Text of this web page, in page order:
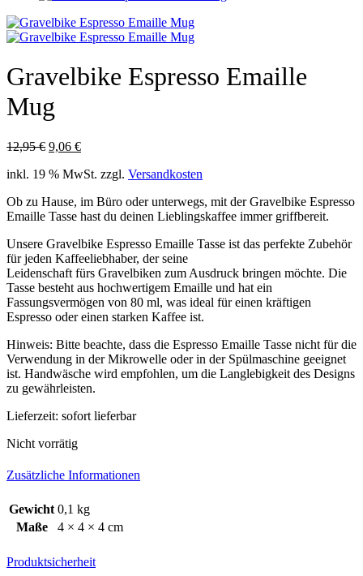
Gravelbike Espresso Emaille
Mug
12,95€ Ursprünglicher
war:
9,06 €Aktueller
ist:
inkl. 19 % MwSt. zzgl. Versandkosten
Ob zu Hause, im Büro oder unterwegs, mit der Gravelbike Espresso
Emaille Tasse hast du deinen Lieblingskaffee immer griffbereit.
Unsere Gravelbike Espresso Emaille Tasse ist das perfekte Zubehör
für jeden Kaffeeliebhaber, der seine
Leidenschaft fürs Gravelbiken zum Ausdruck bringen möchte. Die
Tasse besteht aus hochwertigem Emaille und hat ein
Fassungsvermögen von 80 ml, was ideal für einen kräftigen
Espresso oder einen starken Kaffee ist.
Hinweis: Bitte beachte, dass die Espresso Emaille Tasse nicht für die
Verwendung in der Mikrowelle oder in der Spülmaschine geeignet
ist. Handwäsche wird empfohlen, um die Langlebigkeit des Designs
zu gewährleisten.
Lieferzeit: sofort lieferbar
Nicht vorrätig
Zusätzliche Informationen
Gewicht 0,1 kg
Maße
4 × 4 × 4 cm
Produktsicherheit